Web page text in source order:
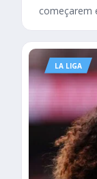
começarem
LA LIGA